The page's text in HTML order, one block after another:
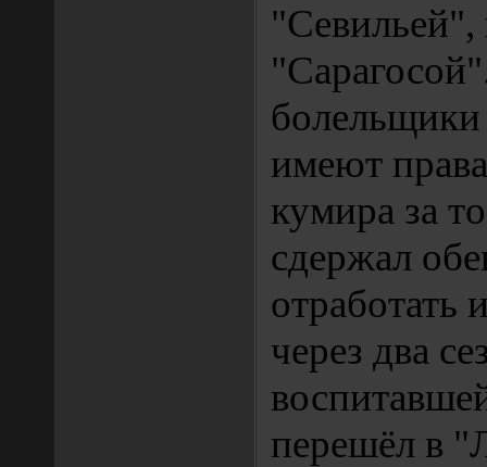
"Севильей",
имеют
кумира за
сдержал
отработать
через два
перешёл в